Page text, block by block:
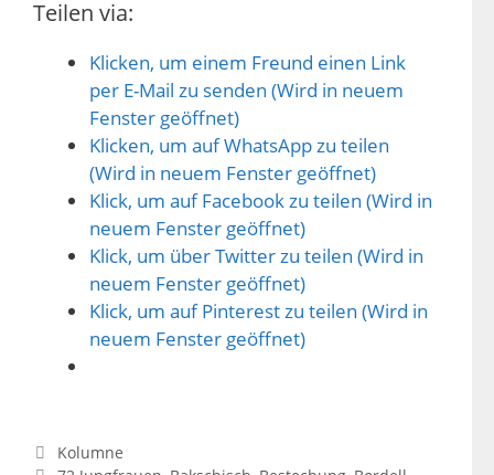
Teilen via:
Klicken, um einem Freund einen Link
per E-Mail zu senden (Wird in neuem
Fenster geöffnet)
Klicken, um auf WhatsApp zu teilen
(Wird in neuem Fenster geöffnet)
Klick, um auf Facebook zu teilen (Wird in
neuem Fenster geöffnet)
Klick, um über Twitter zu teilen (Wird in
neuem Fenster geöffnet)
Klick, um auf Pinterest zu teilen (Wird in
neuem Fenster geöffnet)
Kategorien
Kolumne